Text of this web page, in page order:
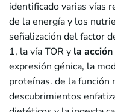
identificado varias vías
de la energía y los
señalización del factor
1, la vía TOR y la
expresión génica, la
proteínas. de la función
descubrimientos